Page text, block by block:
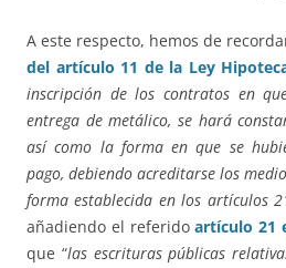
A este respecto, hemos de
del artículo 11 de la Ley
inscripción de los contratos en
entrega de metálico, se hará
así como la forma en que se
pago, debiendo acreditarse los
forma establecida en los artículos
añadiendo el referidoartículo 21
que “las escrituras públicas